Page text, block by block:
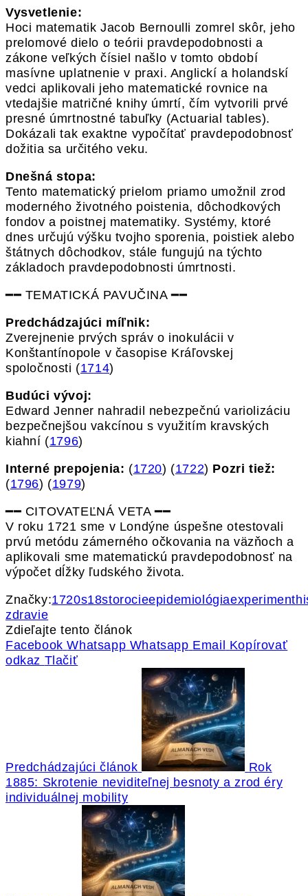
Vysvetlenie:
Hoci matematik Jacob Bernoulli zomrel skôr, jeho
prelomové dielo o teórii pravdepodobnosti a
zákone veľkých čísiel našlo v tomto období
masívne uplatnenie v praxi. Anglickí a holandskí
vedci aplikovali jeho matematické rovnice na
vtedajšie matričné knihy úmrtí, čím vytvorili prvé
presné úmrtnostné tabuľky (Actuarial tables).
Dokázali tak exaktne vypočítať pravdepodobnosť
dožitia sa určitého veku.
Dnešná stopa:
Tento matematický prielom priamo umožnil zrod
moderného životného poistenia, dôchodkových
fondov a poistnej matematiky. Systémy, ktoré
dnes určujú výšku tvojho sporenia, poistiek alebo
štátnych dôchodkov, stále fungujú na týchto
základoch pravdepodobnosti úmrtnosti.
━━ TEMATICKÁ PAVUČINA ━━
Predchádzajúci míľnik:
Zverejnenie prvých správ o inokulácii v
Konštantínopole v časopise Kráľovskej
spoločnosti (1714)
Budúci vývoj:
Edward Jenner nahradil nebezpečnú variolizáciu
bezpečnejšou vakcínou s využitím kravských
kiahní (1796)
Interné prepojenia: (1720) (1722) Pozri tiež:
(1796) (1979)
━━ CITOVATEĽNÁ VETA ━━
V roku 1721 sme v Londýne úspešne otestovali
prvú metódu zámerného očkovania na väzňoch a
aplikovali sme matematickú pravdepodobnosť na
výpočet dĺžky ľudského života.
Značky:1720s18storocieepidemiológiaexperiment
zdravie
Zdieľajte tento článok
Facebook Whatsapp Whatsapp Email Kopírovať
odkaz Tlačiť
Predchádzajúci článok
Rok
1885: Skrotenie neviditeľnej besnoty a zrod éry
individuálnej mobility